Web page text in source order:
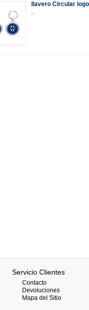
llavero Circular
..
Servicio Clientes
Contacto
Devoluciones
Mapa del Sitio